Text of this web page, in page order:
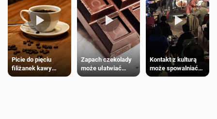
Picie do pięciu
filiżanek kawy
dziennie jest
Zapach czekolady
może ułatwiać
trening siłowy
Kontakt z kulturą
może spowalniać
starzenie